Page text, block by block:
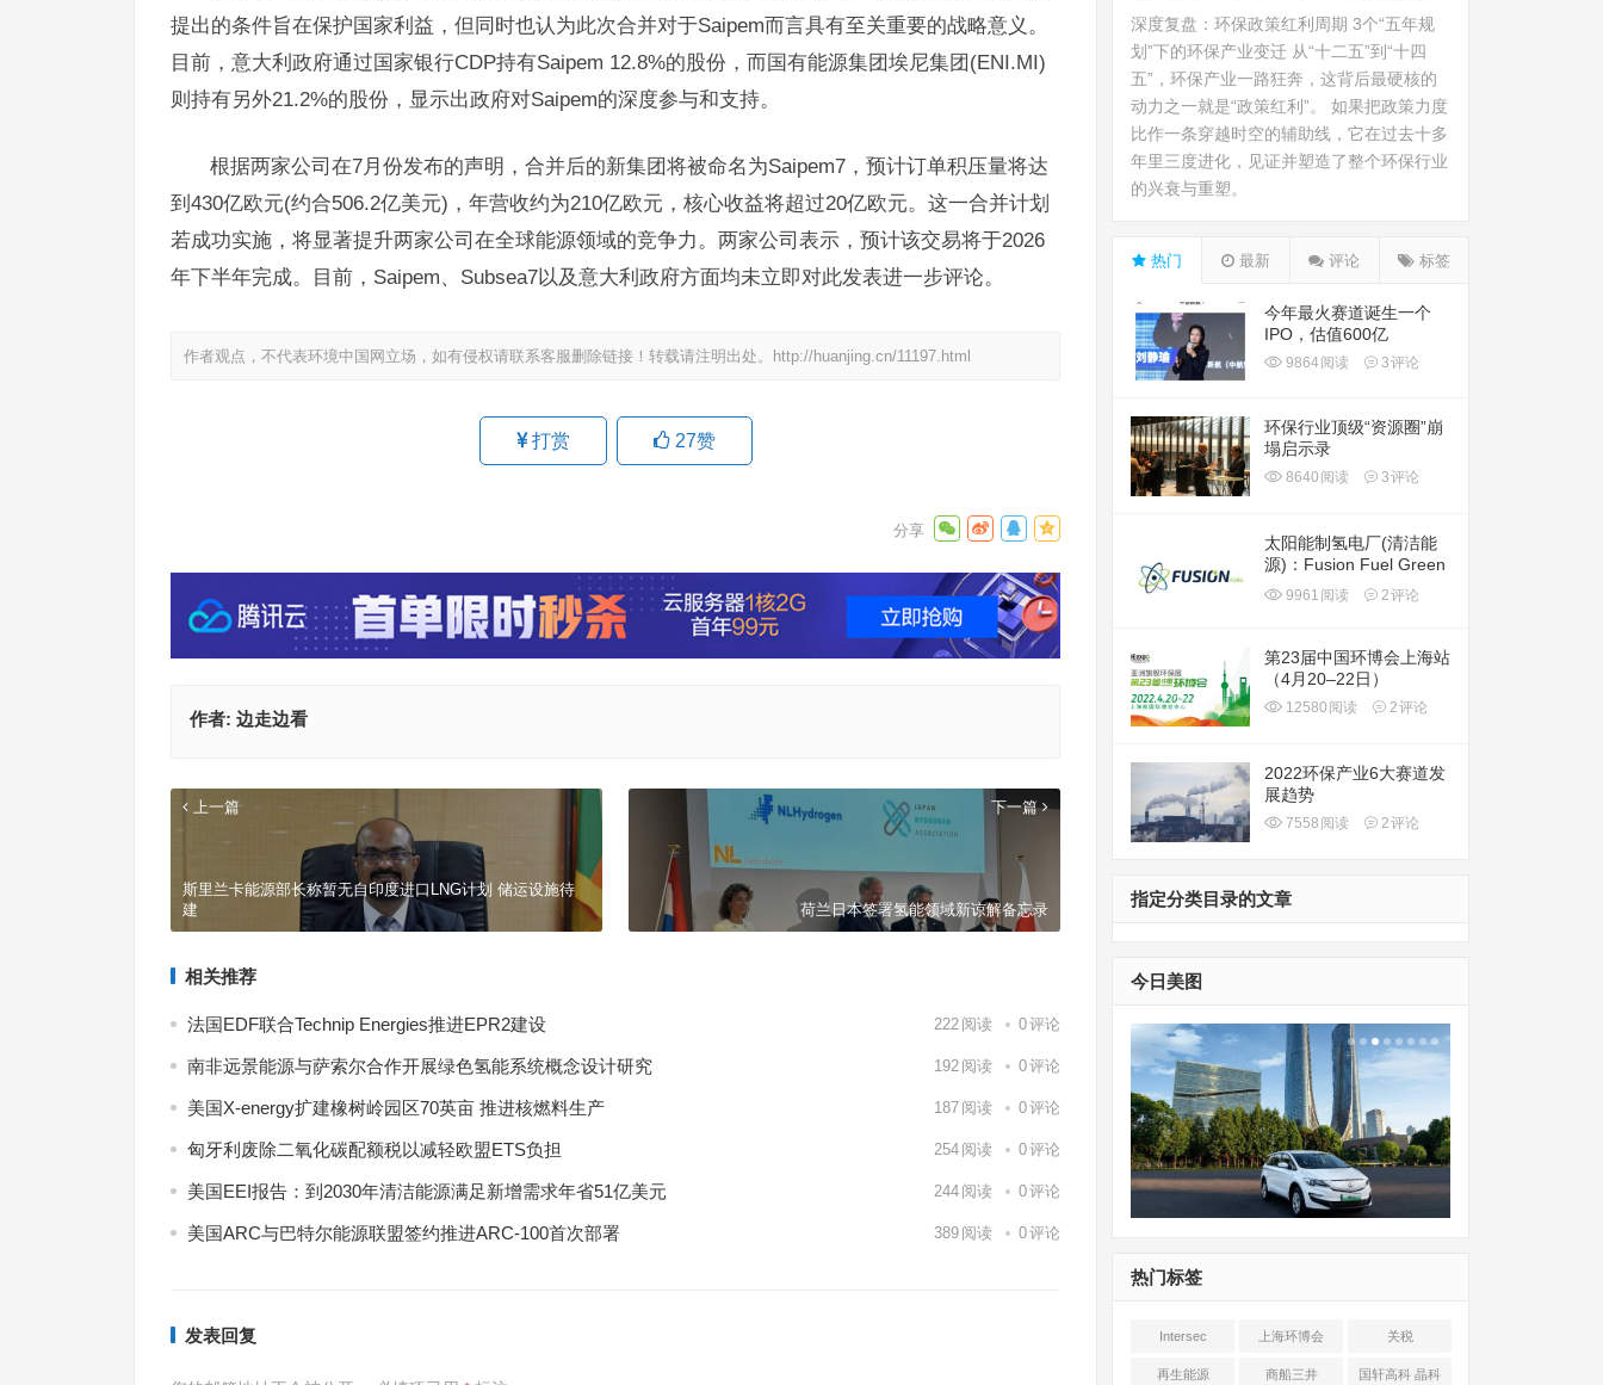
提出的条件旨在保护国家利益，但同时也认为此次合并对于Saipem而言具有至关重要的战略意义。
目前，意大利政府通过国家银行CDP持有Saipem 12.8%的股份，而国有能源集团埃尼集团(ENI.MI)
则持有另外21.2%的股份，显示出政府对Saipem的深度参与和支持。
根据两家公司在7月份发布的声明，合并后的新集团将被命名为Saipem7，预计订单积压量将达
到430亿欧元(约合506.2亿美元)，年营收约为210亿欧元，核心收益将超过20亿欧元。这一合并计划
若成功实施，将显著提升两家公司在全球能源领域的竞争力。两家公司表示，预计该交易将于2026
年下半年完成。目前，Saipem、Subsea7以及意大利政府方面均未立即对此发表进一步评论。
作者观点，不代表环境中国网立场，如有侵权请联系客服删除链接！转载请注明出处。 http://huanjing.cn/11197.html
打赏 27赞
作者: 边走边看
上一篇
斯里兰卡能源部长称暂无自印度进口LNG计划 储运设施待
建
下一篇
荷兰日本签署氢能领域新谅解备忘录
相关推荐
法国EDF联合Technip Energies推进EPR2建设 222 阅读 0评论
南非远景能源与萨索尔合作开展绿色氢能系统概念设计研究 192 阅读 0评论
美国X-energy扩建橡树岭园区70英亩 推进核燃料生产 187 阅读 0评论
匈牙利废除二氧化碳配额税以减轻欧盟ETS负担 254 阅读 0评论
美国EEI报告：到2030年清洁能源满足新增需求年省51亿美元 244 阅读 0评论
美国ARC与巴特尔能源联盟签约推进ARC-100首次部署 389 阅读 0评论
发表回复
深度复盘：环保政策红利周期 3个“五年规
划”下的环保产业变迁 从“十二五”到“十四
五”，环保产业一路狂奔，这背后最硬核的
动力之一就是“政策红利”。 如果把政策力度
比作一条穿越时空的辅助线，它在过去十多
年里三度进化，见证并塑造了整个环保行业
的兴衰与重塑。
热门 最新 评论 标签
今年最火赛道诞生一个
IPO，估值600亿
9864 阅读 3评论
环保行业顶级“资源圈”崩
塌启示录
8640 阅读 3评论
太阳能制氢电厂(清洁能
源)：Fusion Fuel Green
plc(HTOO)
9961 阅读 2评论
第23届中国环博会上海站
（4月20–22日）
12580 阅读 2评论
2022环保产业6大赛道发
展趋势
7558 阅读 2评论
指定分类目录的文章
今日美图
式现场
热门标签
Intersec
Shanghai
上海环博会 关税
再生能源 商船三井 国轩高科 晶科